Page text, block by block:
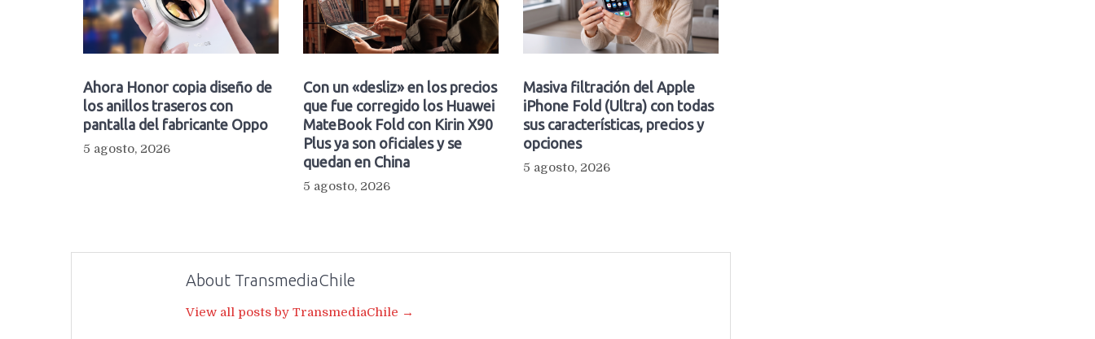
Ahora Honor copia diseño de
los anillos traseros con
pantalla del fabricante Oppo
5 agosto, 2026
Con un «desliz» en los precios
que fue corregido los Huawei
MateBook Fold con Kirin X90
Plus ya son oficiales y se
quedan en China
5 agosto, 2026
Masiva filtración del Apple
iPhone Fold (Ultra) con todas
sus características, precios y
opciones
5 agosto, 2026
About TransmediaChile
View all posts by TransmediaChile →